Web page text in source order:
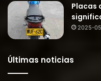
Placas
2025-
Últimas noticias